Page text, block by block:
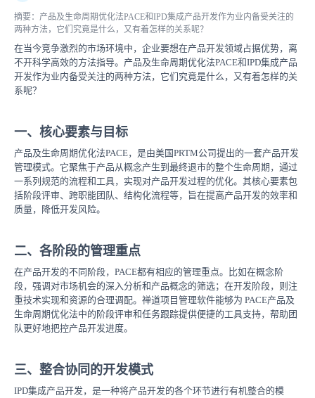
摘要：产品及生命周期优化法PACE和IPD集成产品开发作为业内备受关注的
两种方法，它们究竟是什么，又有着怎样的关系呢？
在当今竞争激烈的市场环境中，企业要想在产品开发领域占据优势，离
不开科学高效的方法指导。产品及生命周期优化法PACE和IPD集成产品
开发作为业内备受关注的两种方法，它们究竟是什么，又有着怎样的关
系呢？
一、核心要素与目标
产品及生命周期优化法PACE，是由美国PRTM公司提出的一套产品开发
管理模式。它聚焦于产品从概念产生到最终退市的整个生命周期，通过
一系列规范的流程和工具，实现对产品开发过程的优化。其核心要素包
括阶段评审、跨职能团队、结构化流程等，旨在提高产品开发的效率和
质量，降低开发风险。
二、各阶段的管理重点
在产品开发的不同阶段，PACE都有相应的管理重点。比如在概念阶
段，强调对市场机会的深入分析和产品概念的筛选；在开发阶段，则注
重技术实现和资源的合理调配。禅道项目管理软件能够为 PACE产品及
生命周期优化法中的阶段评审和任务跟踪提供便捷的工具支持，帮助团
队更好地把控产品开发进度。
三、整合协同的开发模式
IPD集成产品开发，是一种将产品开发的各个环节进行有机整合的模